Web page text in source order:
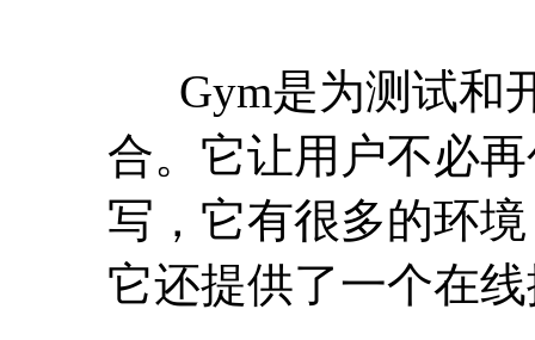
Gym是为测试和
合。它让用户不必
写，它有很多的环
它还提供了一个在